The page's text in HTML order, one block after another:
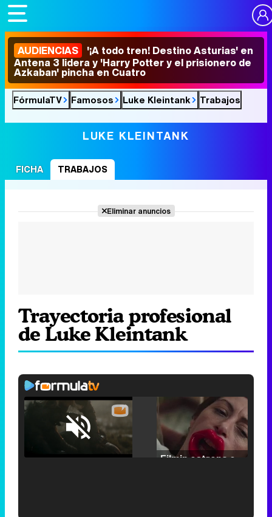
AUDIENCIAS '¡A todo tren! Destino Asturias' en
Antena 3 lidera y 'Harry Potter y el prisionero de
Azkaban' pincha en Cuatro
FórmulaTV Famosos Luke Kleintank Trabajos
LUKE KLEINTANK
FICHA TRABAJOS
Eliminar anuncios
Trayectoria profesional
de Luke Kleintank
Unmute /
Loaded :